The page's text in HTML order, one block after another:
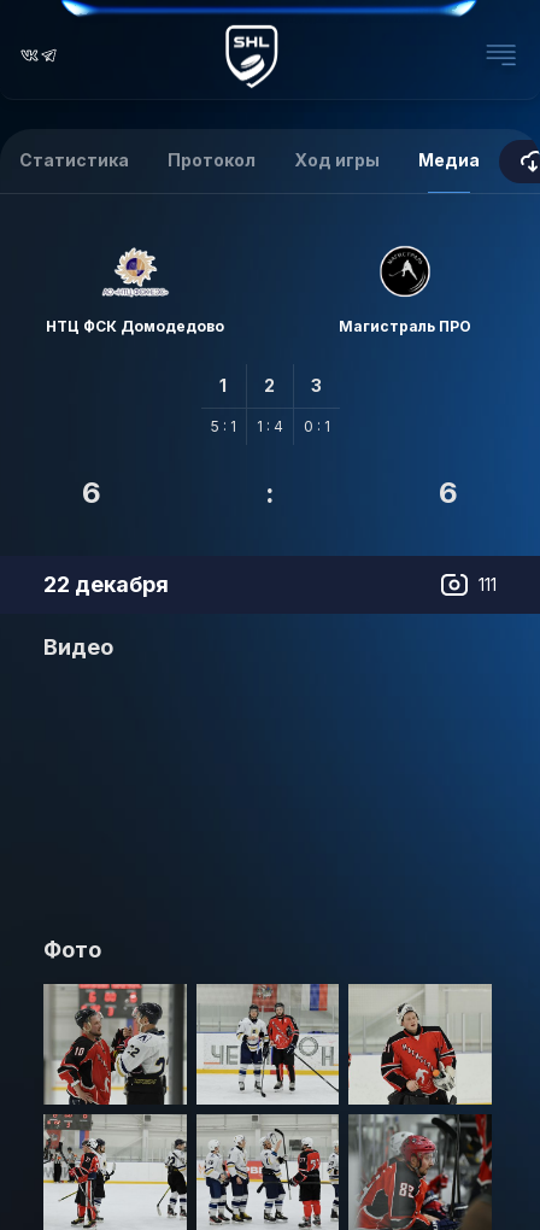
Статистика Протокол Ход игры Медиа
НТЦ ФСК Домодедово Магистраль ПРО
1
5 : 1
2
1 : 4
3
0 : 1
6 : 6
22 декабря 111
Видео
Фото